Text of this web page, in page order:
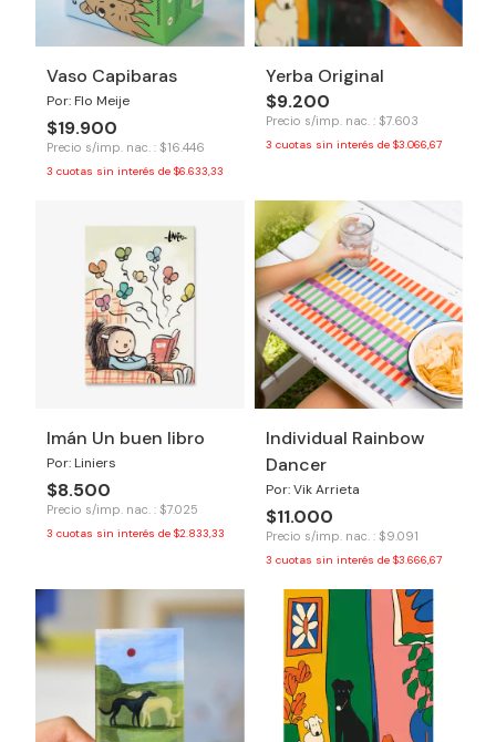
Vaso Capibaras
Por: Flo Meije
$19.900
Precio s/imp. nac. : $16.446
3 cuotas sin interés de $6.633,33
Yerba Original
$9.200
Precio s/imp. nac. : $7.603
3 cuotas sin interés de $3.066,67
Imán Un buen libro
Por: Liniers
$8.500
Precio s/imp. nac. : $7.025
3 cuotas sin interés de $2.833,33
Individual Rainbow
Dancer
Por: Vik Arrieta
$11.000
Precio s/imp. nac. : $9.091
3 cuotas sin interés de $3.666,67